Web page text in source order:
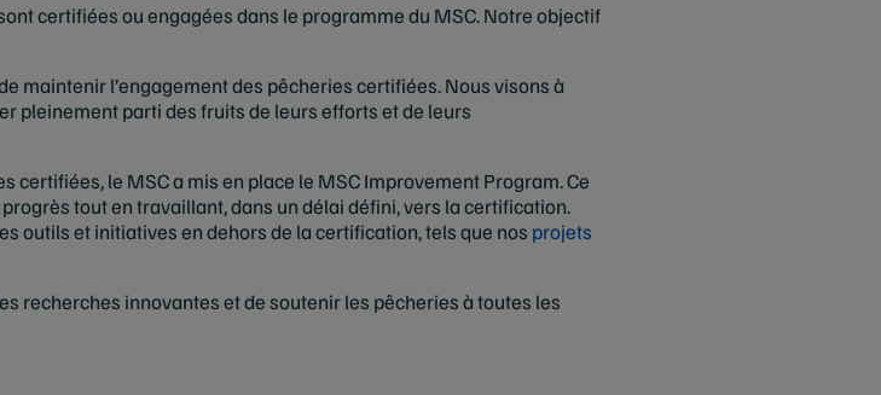
certifiées ou engagées dans le programme du MSC. Notre objectif
maintenir l’engagement des pêcheries certifiées. Nous visons à
pleinement parti des fruits de leurs efforts et de leurs
le MSC a mis en place le MSC Improvement Program. Ce
tout en travaillant, dans un délai défini, vers la certification.
outils et initiatives en dehors de la certification, tels que nos projets
recherches innovantes et de soutenir les pêcheries à toutes les